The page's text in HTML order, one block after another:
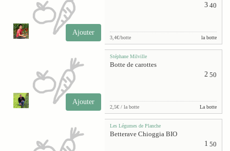
Ajouter
3 40
3,4€/botte la botte
Ajouter
Stéphane Milville
Botte de carottes
2 50
2,5€ / la botte La botte
Les Légumes de Planche
Betterave Chioggia BIO
1 50